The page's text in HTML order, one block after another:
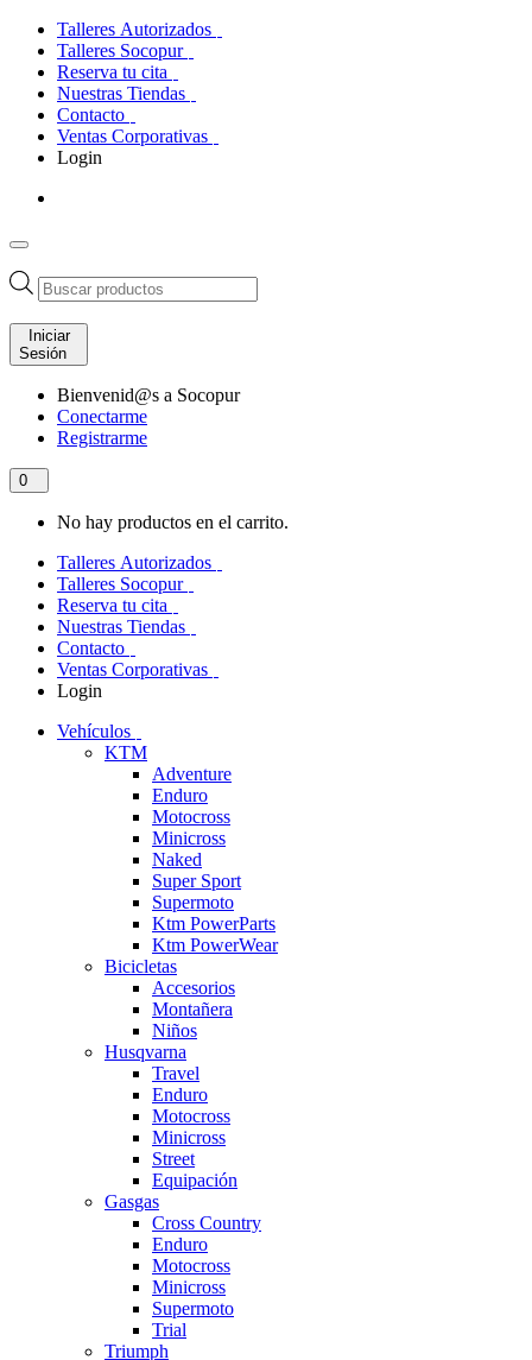
Talleres Autorizados
Talleres Socopur
Reserva tu cita
Nuestras Tiendas
Contacto
Ventas Corporativas
Login
Búsqueda
de
productos
Iniciar
Sesión
Bienvenid@s a Socopur
Conectarme
Registrarme
0
No hay productos en el carrito.
Talleres Autorizados
Talleres Socopur
Reserva tu cita
Nuestras Tiendas
Contacto
Ventas Corporativas
Login
Vehículos
KTM
Adventure
Enduro
Motocross
Minicross
Naked
Super Sport
Supermoto
Ktm PowerParts
Ktm PowerWear
Bicicletas
Accesorios
Montañera
Niños
Husqvarna
Travel
Enduro
Motocross
Minicross
Street
Equipación
Gasgas
Cross Country
Enduro
Motocross
Minicross
Supermoto
Trial
Triumph